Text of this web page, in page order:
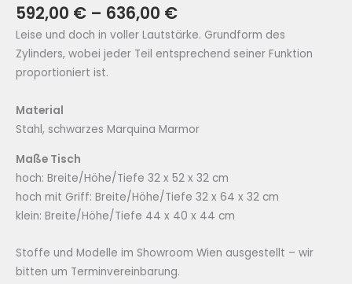
592,00 € – 636,00 €
Leise und doch in voller Lautstärke. Grundform des
Zylinders, wobei jeder Teil entsprechend seiner Funktion
proportioniert ist.
Material
Stahl, schwarzes Marquina Marmor
Maße Tisch
hoch: Breite/Höhe/Tiefe 32 x 52 x 32 cm
hoch mit Griff: Breite/Höhe/Tiefe 32 x 64 x 32 cm
klein: Breite/Höhe/Tiefe 44 x 40 x 44 cm
Stoffe und Modelle im Showroom Wien ausgestellt – wir
bitten um Terminvereinbarung.